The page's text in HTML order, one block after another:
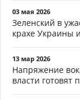
03 мая 2026
Зеленский в
крахе Украины
13 мар 2026
Напряжение
власти готовят